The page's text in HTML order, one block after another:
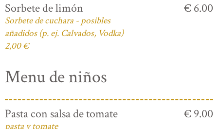
Sorbete de limón
Sorbete de cuchara - posibles
añadidos (p. ej. Calvados, Vodka)
2,00 €
€ 6.00
Menu de niños
Pasta con salsa de tomate
pasta y tomate
€ 9.00